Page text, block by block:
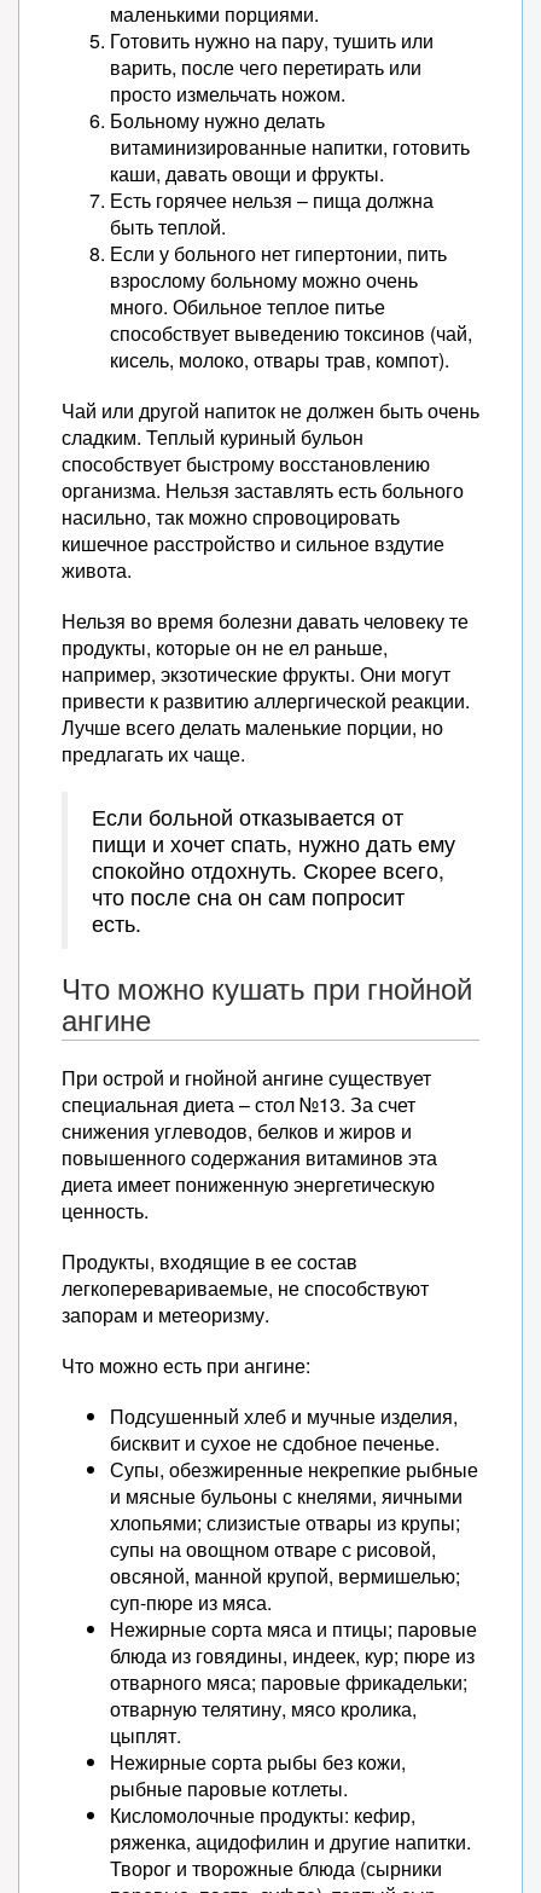
маленькими порциями.
Готовить нужно на пару, тушить или
варить, после чего перетирать или
просто измельчать ножом.
Больному нужно делать
витаминизированные напитки, готовить
каши, давать овощи и фрукты.
Есть горячее нельзя – пища должна
быть теплой.
Если у больного нет гипертонии, пить
взрослому больному можно очень
много. Обильное теплое питье
способствует выведению токсинов (чай,
кисель, молоко, отвары трав, компот).
Чай или другой напиток не должен быть очень
сладким. Теплый куриный бульон
способствует быстрому восстановлению
организма. Нельзя заставлять есть больного
насильно, так можно спровоцировать
кишечное расстройство и сильное вздутие
живота.
Нельзя во время болезни давать человеку те
продукты, которые он не ел раньше,
например, экзотические фрукты. Они могут
привести к развитию аллергической реакции.
Лучше всего делать маленькие порции, но
предлагать их чаще.
Если больной отказывается от
пищи и хочет спать, нужно дать ему
спокойно отдохнуть. Скорее всего,
что после сна он сам попросит
есть.
Что можно кушать при гнойной
ангине
При острой и гнойной ангине существует
специальная диета – стол №13. За счет
снижения углеводов, белков и жиров и
повышенного содержания витаминов эта
диета имеет пониженную энергетическую
ценность.
Продукты, входящие в ее состав
легкоперевариваемые, не способствуют
запорам и метеоризму.
Что можно есть при ангине:
Подсушенный хлеб и мучные изделия,
бисквит и сухое не сдобное печенье.
Супы, обезжиренные некрепкие рыбные
и мясные бульоны с кнелями, яичными
хлопьями; слизистые отвары из крупы;
супы на овощном отваре с рисовой,
овсяной, манной крупой, вермишелью;
суп-пюре из мяса.
Нежирные сорта мяса и птицы; паровые
блюда из говядины, индеек, кур; пюре из
отварного мяса; паровые фрикадельки;
отварную телятину, мясо кролика,
цыплят.
Нежирные сорта рыбы без кожи,
рыбные паровые котлеты.
Кисломолочные продукты: кефир,
ряженка, ацидофилин и другие напитки.
Творог и творожные блюда (сырники